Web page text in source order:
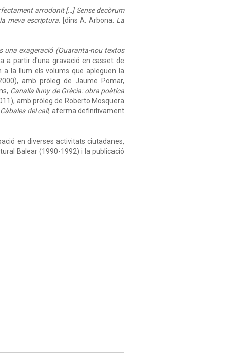
arrodonit […] Sense decòrum
meva escriptura. [dins A. Arbona: La
una exageració (Quaranta-nou textos
a partir d'una gravació en casset de
la llum els volums que apleguen la
amb pròleg de Jaume Pomar,
Canalla lluny de Grècia: obra poètica
amb pròleg de Roberto Mosquera
Càbales del call, aferma definitivament
en diverses activitats ciutadanes,
Balear (1990-1992) i la publicació